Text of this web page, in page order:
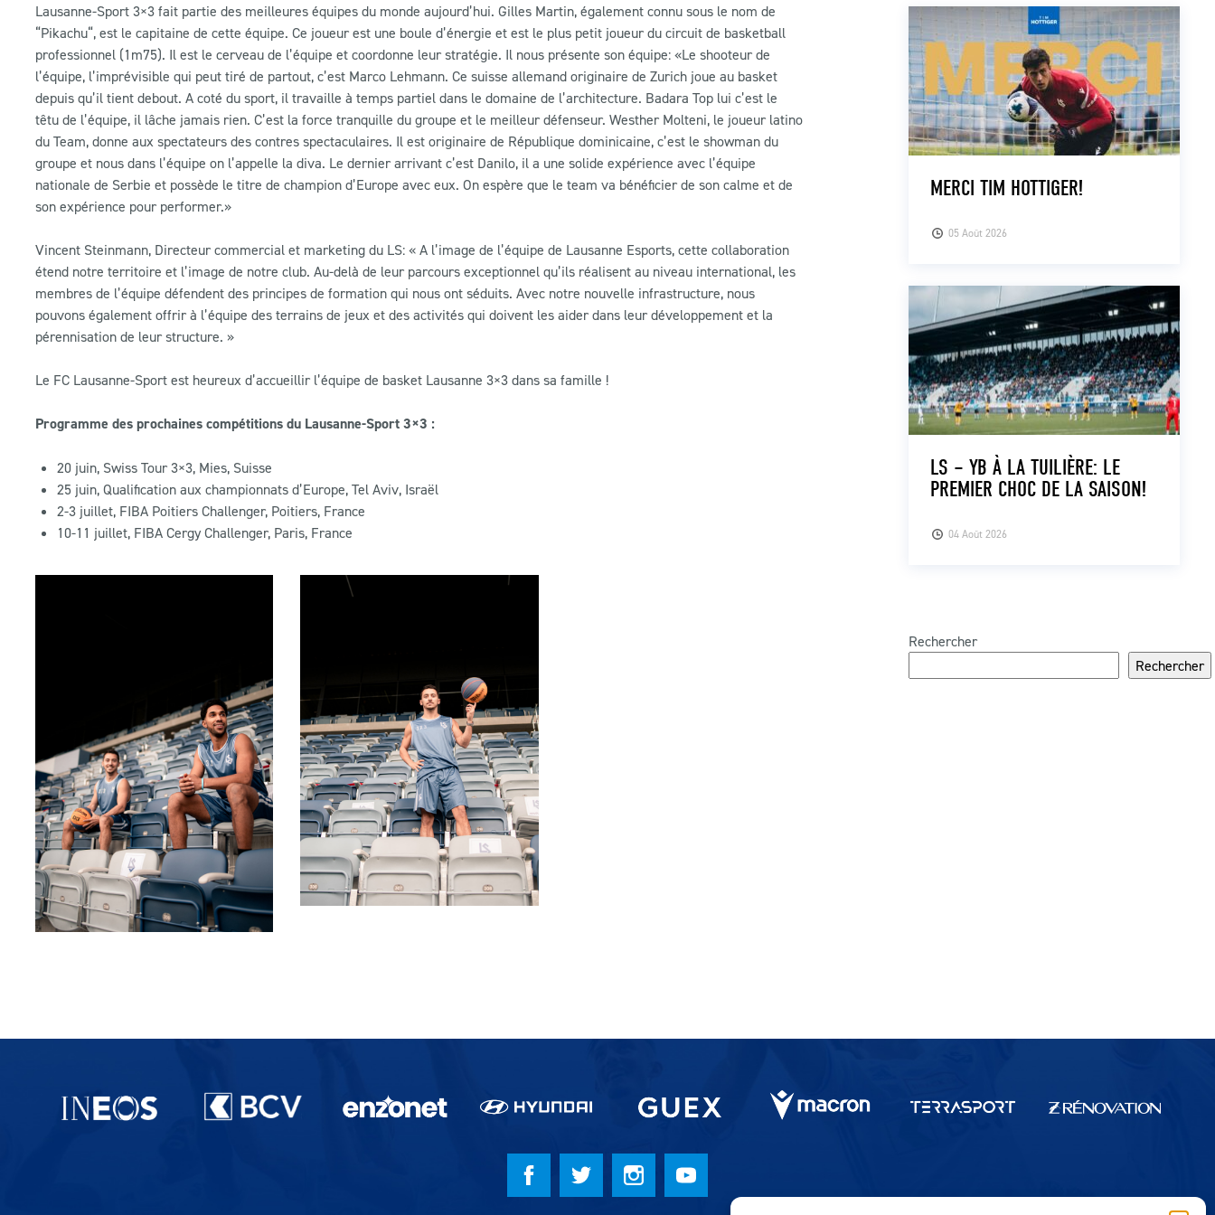
Lausanne-Sport 3×3 fait partie des meilleures équipes du monde aujourd’hui. Gilles Martin, également connu sous le nom de
“Pikachu“, est le capitaine de cette équipe. Ce joueur est une boule d’énergie et est le plus petit joueur du circuit de basketball
professionnel (1m75). Il est le cerveau de l’équipe et coordonne leur stratégie. Il nous présente son équipe: «Le shooteur de
l’équipe, l’imprévisible qui peut tiré de partout, c’est Marco Lehmann. Ce suisse allemand originaire de Zurich joue au basket
depuis qu’il tient debout. A coté du sport, il travaille à temps partiel dans le domaine de l’architecture. Badara Top lui c’est le
têtu de l’équipe, il lâche jamais rien. C’est la force tranquille du groupe et le meilleur défenseur. Westher Molteni, le joueur latino
du Team, donne aux spectateurs des contres spectaculaires. Il est originaire de République dominicaine, c’est le showman du
groupe et nous dans l’équipe on l’appelle la diva. Le dernier arrivant c’est Danilo, il a une solide expérience avec l’équipe
nationale de Serbie et possède le titre de champion d’Europe avec eux. On espère que le team va bénéficier de son calme et de
son expérience pour performer.»
Vincent Steinmann, Directeur commercial et marketing du LS: « A l’image de l’équipe de Lausanne Esports, cette collaboration
étend notre territoire et l’image de notre club. Au-delà de leur parcours exceptionnel qu’ils réalisent au niveau international, les
membres de l’équipe défendent des principes de formation qui nous ont séduits. Avec notre nouvelle infrastructure, nous
pouvons également offrir à l’équipe des terrains de jeux et des activités qui doivent les aider dans leur développement et la
pérennisation de leur structure. »
Le FC Lausanne-Sport est heureux d’accueillir l’équipe de basket Lausanne 3×3 dans sa famille !
Programme des prochaines compétitions du Lausanne-Sport 3×3 :
20 juin, Swiss Tour 3×3, Mies, Suisse
25 juin, Qualification aux championnats d’Europe, Tel Aviv, Israël
2-3 juillet, FIBA Poitiers Challenger, Poitiers, France
10-11 juillet, FIBA Cergy Challenger, Paris, France
05 Août 2026
MERCI TIM HOTTIGER!
04 Août 2026
LS – YB À LA TUILIÈRE: LE
PREMIER CHOC DE LA SAISON!
Rechercher
Rechercher
Partenaires du lausanne-Sport